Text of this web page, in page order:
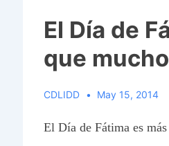
El Día de
que
CDLIDD May 15, 2014
El Día de Fátima es